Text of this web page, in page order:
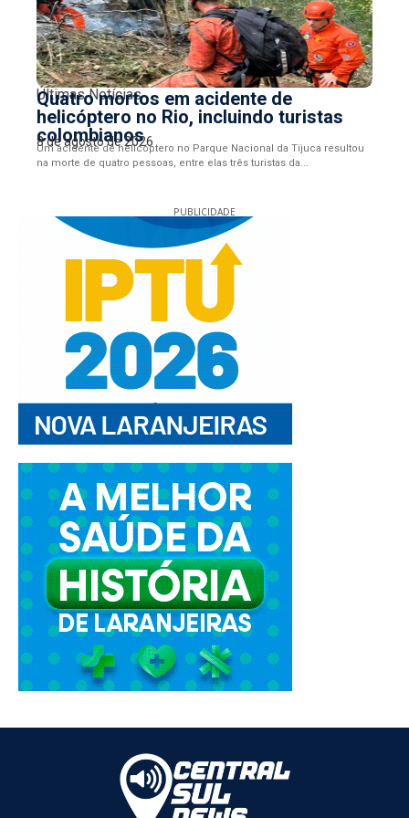
Últimas Notícias
Quatro mortos em acidente de
helicóptero no Rio, incluindo turistas
colombianos
8 de agosto de 2026
Um acidente de helicóptero no Parque Nacional da Tijuca resultou
na morte de quatro pessoas, entre elas três turistas da...
PUBLICIDADE